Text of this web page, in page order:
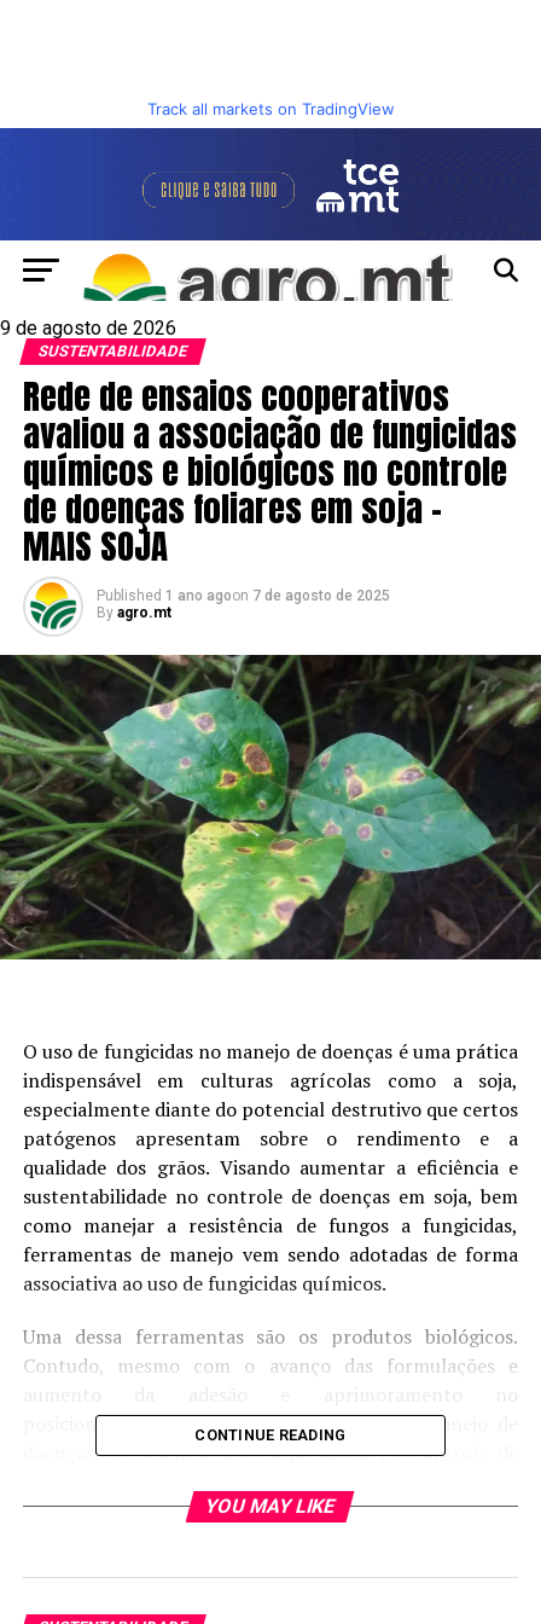
Track all markets on TradingView
9 de agosto de 2026
SUSTENTABILIDADE
Rede de ensaios cooperativos
avaliou a associação de fungicidas
químicos e biológicos no controle
de doenças foliares em soja –
MAIS SOJA
Published 1 ano agoon 7 de agosto de 2025
By agro.mt
O uso de fungicidas no manejo de doenças é uma prática
indispensável em culturas agrícolas como a soja,
especialmente diante do potencial destrutivo que certos
patógenos apresentam sobre o rendimento e a
qualidade dos grãos. Visando aumentar a eficiência e
sustentabilidade no controle de doenças em soja, bem
como manejar a resistência de fungos a fungicidas,
ferramentas de manejo vem sendo adotadas de forma
associativa ao uso de fungicidas químicos.
Uma dessa ferramentas são os produtos biológicos.
Contudo, mesmo com o avanço das formulações e
posicionamento de produtos biológicos no manejo de
doenças, a eficiência dos bioprodutos no controle de
composição. Nesse sentido, conhecer a eficiência desses
CONTINUE READING
YOU MAY LIKE